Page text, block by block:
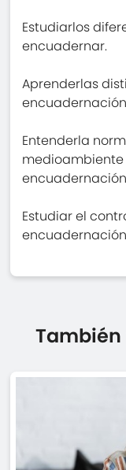
Estudiarlos
encuadernar.
Aprenderlas
Entenderla
Estudiar el
También